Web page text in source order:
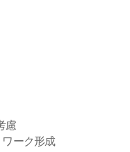
慮
ーク形成